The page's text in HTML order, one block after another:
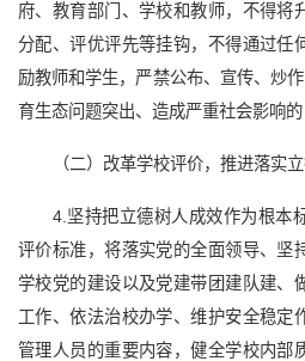
府、教育部门、学校和教师，不得将
分配、评优评先等挂钩，不得通过任
励教师和学生，严禁公布、宣传、炒
育生态问题突出、造成严重社会影响的
（二）改革学校评价，推进落实
4.坚持把立德树人成效作为根本
评价标准，将落实党的全面领导、坚
学校党的建设以及党建带团建队建、
工作、依法治校办学、维护安全稳定
管理人员的重要内容，健全学校内部